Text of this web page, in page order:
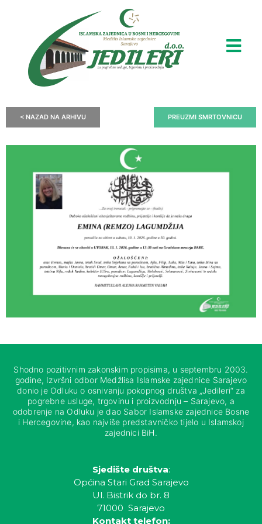
< NAZAD NA ARHIVU PREUZMI SMRTOVNICU
Shodno pozitivnim zakonskim propisima, u septembru 2003.
godine, Izvršni odbor Medžlisa Islamske zajednice Sarajevo
donio je Odluku o osnivanju pokopnog društva „Jedileri“ za
pogrebne usluge, trgovinu i proizvodnju – Sarajevo, a
odobrenje na Odluku je dao Sabor Islamske zajednice Bosne
i Hercegovine, kao najviše predstavničko tijelo u Islamskoj
zajednici BiH.
Sjedište društva:
Općina Stari Grad Sarajevo
Ul. Bistrik do br. 8
71000 Sarajevo
Kontakt telefon: